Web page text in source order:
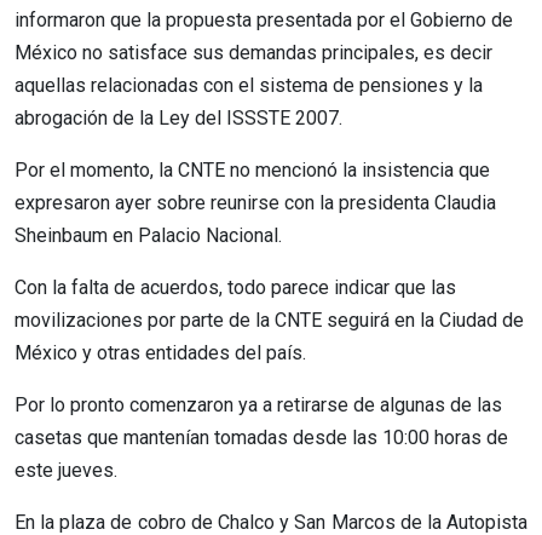
informaron que la propuesta presentada por el Gobierno de
México no satisface sus demandas principales, es decir
aquellas relacionadas con el sistema de pensiones y la
abrogación de la Ley del ISSSTE 2007.
Por el momento, la CNTE no mencionó la insistencia que
expresaron ayer sobre reunirse con la presidenta Claudia
Sheinbaum en Palacio Nacional.
Con la falta de acuerdos, todo parece indicar que las
movilizaciones por parte de la CNTE seguirá en la Ciudad de
México y otras entidades del país.
Por lo pronto comenzaron ya a retirarse de algunas de las
casetas que mantenían tomadas desde las 10:00 horas de
este jueves.
En la plaza de cobro de Chalco y San Marcos de la Autopista